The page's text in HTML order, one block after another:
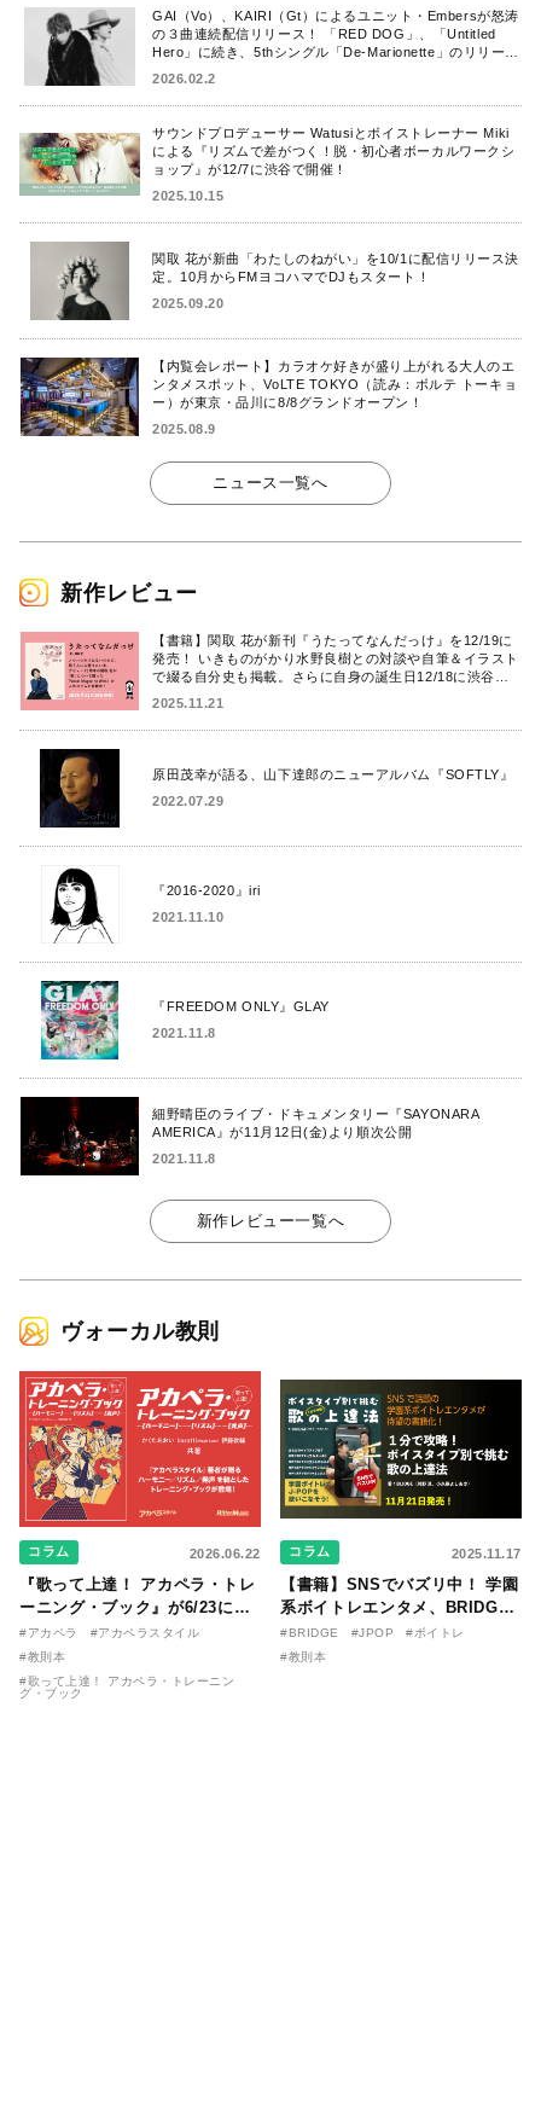
GAI（Vo）、KAIRI（Gt）によるユニット・Embersが怒涛
の３曲連続配信リリース！ 「RED DOG」、「Untitled
Hero」に続き、5thシングル「De-Marionette」のリリース
2026.02.2
サウンドプロデューサー Watusiとボイストレーナー Miki
による『リズムで差がつく！脱・初心者ボーカルワークシ
ョップ』が12/7に渋谷で開催！
2025.10.15
関取 花が新曲「わたしのねがい」を10/1に配信リリース決
定。10月からFMヨコハマでDJもスタート！
2025.09.20
【内覧会レポート】カラオケ好きが盛り上がれる大人のエ
ンタメスポット、VoLTE TOKYO（読み：ボルテ トーキョ
ー）が東京・品川に8/8グランドオープン！
2025.08.9
ニュース一覧へ
新作レビュー
【書籍】関取 花が新刊『うたってなんだっけ』を12/19に
発売！ いきものがかり水野良樹との対談や自筆＆イラスト
で綴る自分史も掲載。さらに自身の誕生日12/18に渋谷で
2025.11.21
原田茂幸が語る、山下達郎のニューアルバム『SOFTLY』
2022.07.29
『2016-2020』iri
2021.11.10
『FREEDOM ONLY』GLAY
2021.11.8
細野晴臣のライブ・ドキュメンタリー『SAYONARA
AMERICA』が11月12日(金)より順次公開
2021.11.8
新作レビュー一覧へ
ヴォーカル教則
コラム 2026.06.22
『歌って上達！ アカペラ・トレ
ーニング・ブック』が6/23に発
売！ 課題曲音源・音取り用アプ
リを公開。
#アカペラ
#アカペラスタイル
#教則本
#歌って上達！ アカペラ・トレーニン
グ・ブック
コラム 2025.11.17
【書籍】SNSでバズリ中！ 学園
系ボイトレエンタメ、BRIDGE
が届ける教則本『１分で攻略！
ボイスタイプ別で挑む歌の上達
#BRIDGE #JPOP
#ボイトレ
#教則本